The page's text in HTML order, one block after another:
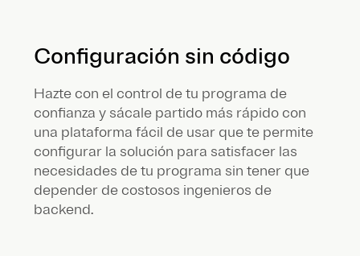
Configuración sin código
Hazte con el control de tu programa de
confianza y sácale partido más rápido con
una plataforma fácil de usar que te permite
configurar la solución para satisfacer las
necesidades de tu programa sin tener que
depender de costosos ingenieros de
backend.